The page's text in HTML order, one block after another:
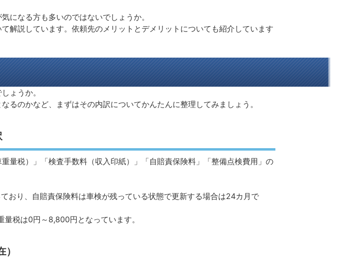
になる方も多いのではないでしょうか。
解説しています。依頼先のメリットとデメリットについても紹介しています
ょうか。
るのかなど、まずはその内訳についてかんたんに整理してみましょう。
量税）」「検査手数料（収入印紙）」「自賠責保険料」「整備点検費用」の
おり、自賠責保険料は車検が残っている状態で更新する場合は24カ月で
税は0円～8,800円となっています。